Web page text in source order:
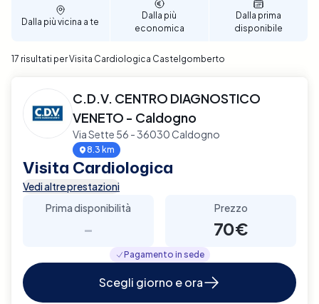
tue esigenze personali. Prenota ora per garantire un
supporto diagnostico completo e affidabile per la
Dalla più vicina a te
Dalla più
economica
Dalla prima
disponibile
17 risultati per Visita Cardiologica Castelgomberto
C.D.V. CENTRO DIAGNOSTICO
VENETO - Caldogno
Via Sette 56 - 36030 Caldogno
8.3 km
Visita Cardiologica
Vedi altre prestazioni
Prima disponibilità
-
Prezzo
70€
Pagamento in sede
Scegli giorno e ora